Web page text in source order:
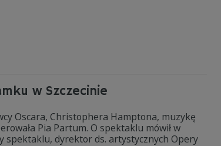
w Szczecinie
Oscara, Christophera Hamptona, muzykę
Pia Partum. O spektaklu mówił w
spektaklu, dyrektor ds. artystycznych Opery